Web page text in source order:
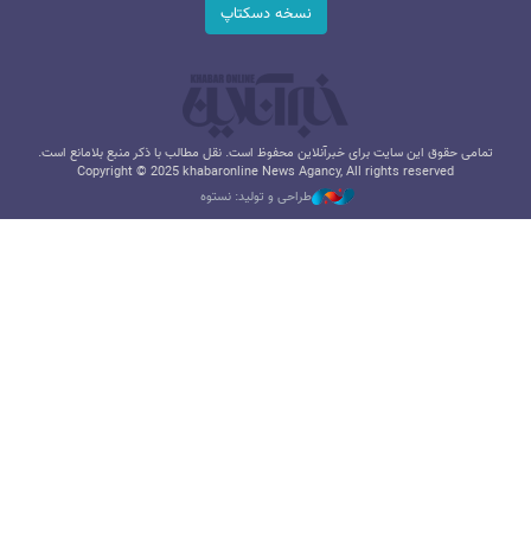
نسخه دسکتاپ
تمامی حقوق این سایت برای خبرآنلاین محفوظ است. نقل مطالب با ذکر منبع بلامانع است.
Copyright © 2025 khabaronline News Agancy, All rights reserved
طراحی و تولید: نستوه